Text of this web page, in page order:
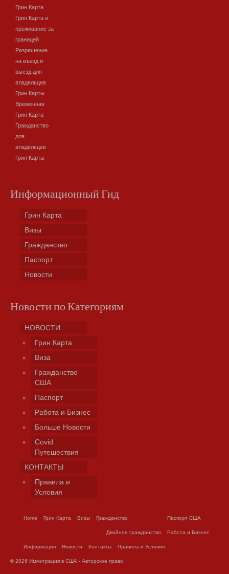
Грин Карта
Грин Карта и
проживание за
границей
Разрешение
на въезд и
выезд для
владельцев
Грин Карты
Временная
Грин Карта
Гражданство
для
владельцев
Грин Карты
Информационный Гид
Грин Карта
Визы
Гражданство
Паспорт
Новости
Новости по Категориям
НОВОСТИ
Грин Карта
Виза
Гражданство
США
Паспорт
Работа и Бизнес
Больше Новости
Covid
Путешествия
КОНТАКТЫ
Правила и
Условия
Home Грин Карта Визы Гражданство
Двойное гражданство
Паспорт США
Работа и Бизнес
Информация Новости Контакты Правила и Условия
© 2026 Иммиграция в США - Авторское право